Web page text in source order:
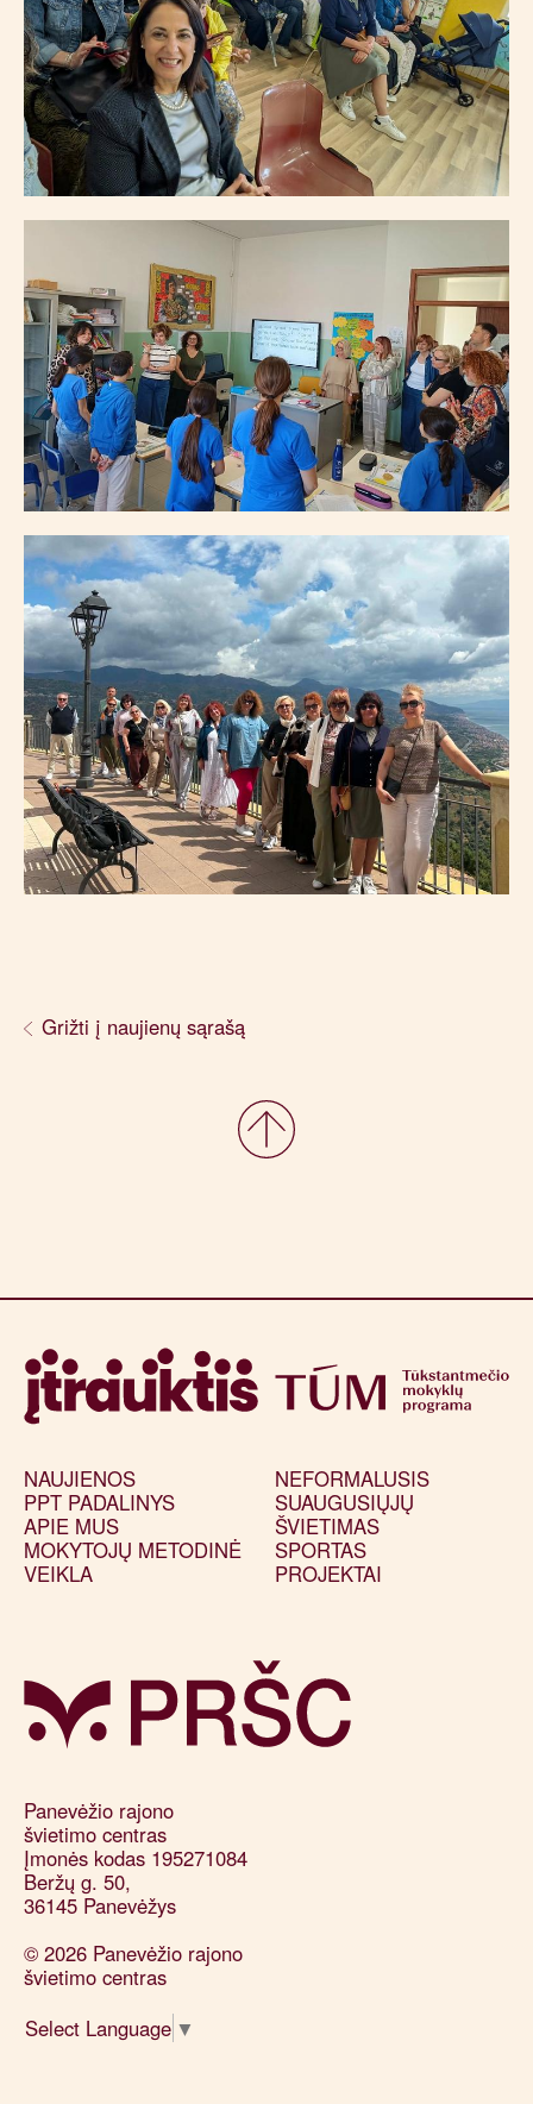
Grižti į naujienų sąrašą
Panevėžio rajono
švietimo centras
Įmonės kodas 195271084
Beržų g. 50,
36145 Panevėžys
NAUJIENOS
PPT PADALINYS
APIE MUS
MOKYTOJŲ METODINĖ
VEIKLA
NEFORMALUSIS
SUAUGUSIŲJŲ
ŠVIETIMAS
SPORTAS
PROJEKTAI
© 2026 Panevėžio rajono
švietimo centras
Select Language ▼